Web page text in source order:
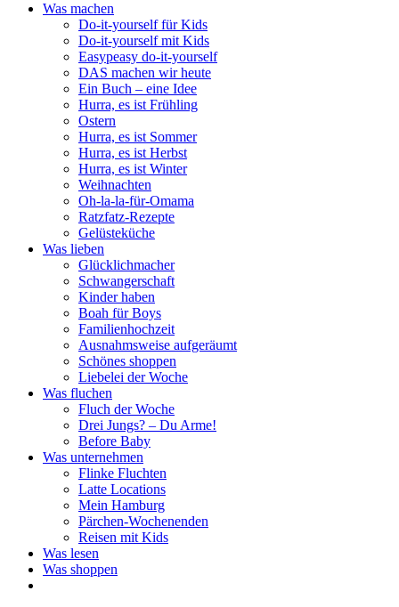
Was machen
Do-it-yourself für Kids
Do-it-yourself mit Kids
Easypeasy do-it-yourself
DAS machen wir heute
Ein Buch – eine Idee
Hurra, es ist Frühling
Ostern
Hurra, es ist Sommer
Hurra, es ist Herbst
Hurra, es ist Winter
Weihnachten
Oh-la-la-für-Omama
Ratzfatz-Rezepte
Gelüsteküche
Was lieben
Glücklichmacher
Schwangerschaft
Kinder haben
Boah für Boys
Familienhochzeit
Ausnahmsweise aufgeräumt
Schönes shoppen
Liebelei der Woche
Was fluchen
Fluch der Woche
Drei Jungs? – Du Arme!
Before Baby
Was unternehmen
Flinke Fluchten
Latte Locations
Mein Hamburg
Pärchen-Wochenenden
Reisen mit Kids
Was lesen
Was shoppen